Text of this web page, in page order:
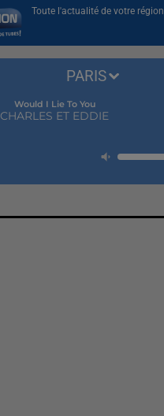
Toute l'actualité de votre région
Would I Lie To You
CHARLES ET EDDIE
PARIS